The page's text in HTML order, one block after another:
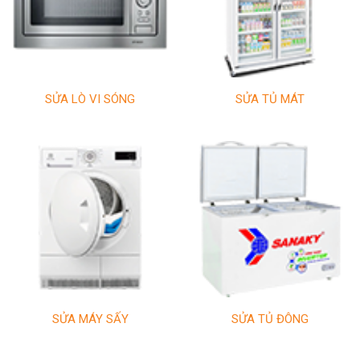
SỬA LÒ VI SÓNG
SỬA MÁY SẤY
SỬA TỦ MÁT
SỬA TỦ ĐÔNG